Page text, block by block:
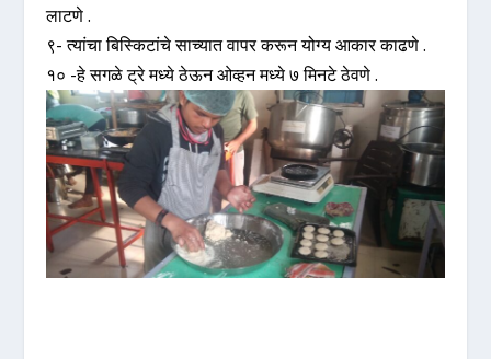
लाटणे .
९- त्यांचा बिस्किटांचे साच्यात वापर करून योग्य आकार काढणे .
१० -हे सगळे ट्रे मध्ये ठेऊन ओव्हन मध्ये ७ मिनटे ठेवणे .